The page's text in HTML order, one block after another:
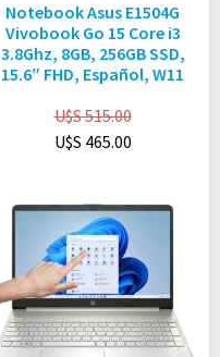
Notebook Asus E1504G
Vivobook Go 15 Core i3
3.8Ghz, 8GB, 256GB SSD,
15.6″ FHD, Español, W11
U$S515.00
U$S 465.00